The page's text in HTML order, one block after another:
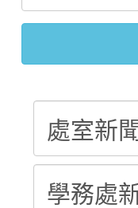
學年
結果(
【甄
學年
結果(